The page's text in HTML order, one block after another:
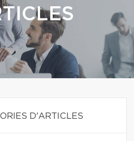
D'ARTICLES